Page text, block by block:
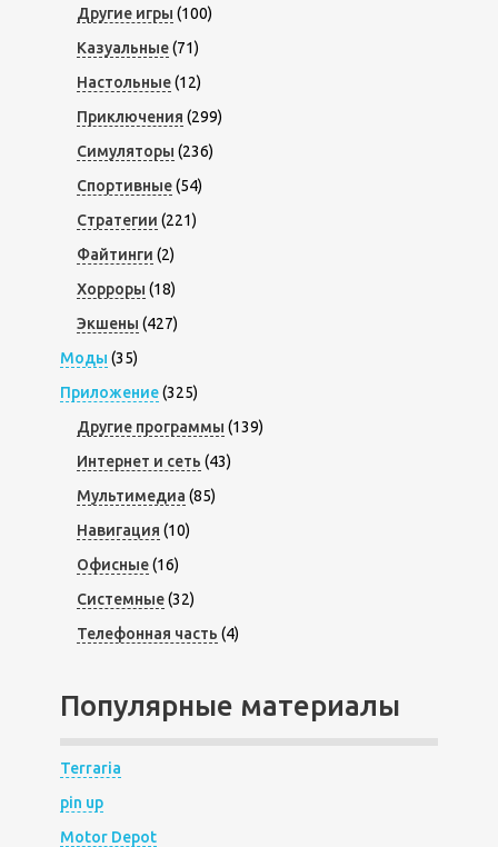
Другие игры (100)
Казуальные(71)
Настольные(12)
Приключения (299)
Симуляторы (236)
Спортивные(54)
Стратегии (221)
Файтинги (2)
Хорроры (18)
Экшены (427)
Моды (35)
Приложение(325)
Другие программы (139)
Интернет и сеть (43)
Мультимедиа (85)
Навигация (10)
Офисные(16)
Системные(32)
Телефонная часть (4)
Популярные материалы
Terraria
pin up
Motor Depot